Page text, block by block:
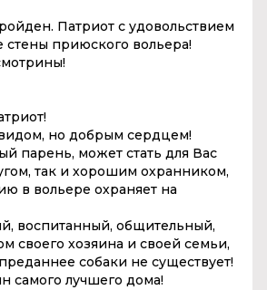
Патриот с удовольствием
стены приюского вольера!
но добрым сердцем!
парень, может стать для Вас
так и хорошим охранником,
в вольере охраняет на
воспитанный, общительный,
своего хозяина и своей семьи,
собаки не существует!
самого лучшего дома!